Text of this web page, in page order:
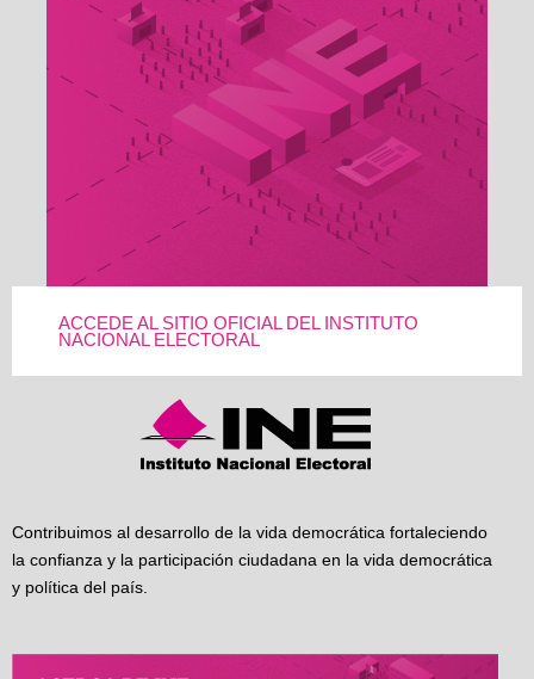
ACCEDE AL SITIO OFICIAL DEL INSTITUTO
NACIONAL ELECTORAL
Contribuimos al desarrollo de la vida democrática fortaleciendo
la confianza y la participación ciudadana en la vida democrática
y política del país.